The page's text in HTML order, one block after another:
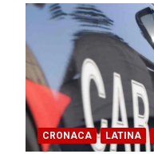
CRONACA LATINA